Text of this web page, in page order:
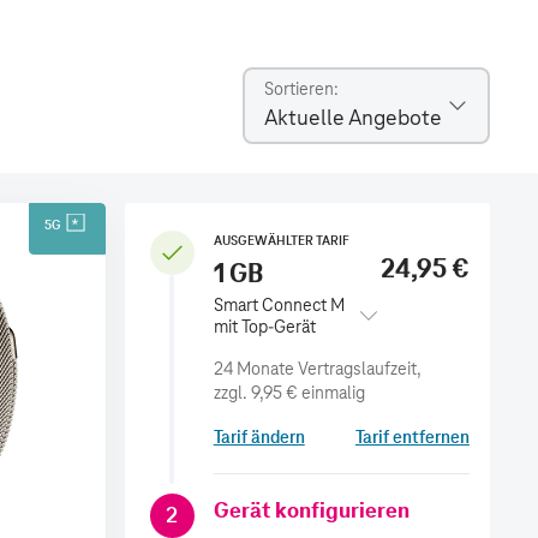
Sortieren
Aktuelle Angebote
5G
AUSGEWÄHLTER TARIF
1 GB
Smart Connect M
mit Top-Gerät
24,95 €
zzgl. 9,95 € einmalig
Tarif ändern Tarif entfernen
2 Gerät konfigurieren